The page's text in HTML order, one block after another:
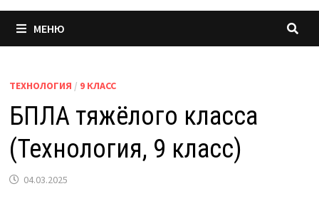
МЕНЮ
ТЕХНОЛОГИЯ / 9 КЛАСС
БПЛА тяжёлого класса
(Технология, 9 класс)
04.03.2025